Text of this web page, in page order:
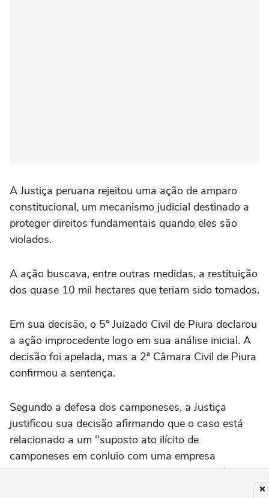
A Justiça peruana rejeitou uma ação de amparo
constitucional, um mecanismo judicial destinado a
proteger direitos fundamentais quando eles são
violados.
A ação buscava, entre outras medidas, a restituição
dos quase 10 mil hectares que teriam sido tomados.
Em sua decisão, o 5º Juizado Civil de Piura declarou
a ação improcedente logo em sua análise inicial. A
decisão foi apelada, mas a 2ª Câmara Civil de Piura
confirmou a sentença.
Segundo a defesa dos camponeses, a Justiça
justificou sua decisão afirmando que o caso está
relacionado a um "suposto ato ilícito de
camponeses em conluio com uma empresa
privada", tratando-se assim de uma controvérsia de